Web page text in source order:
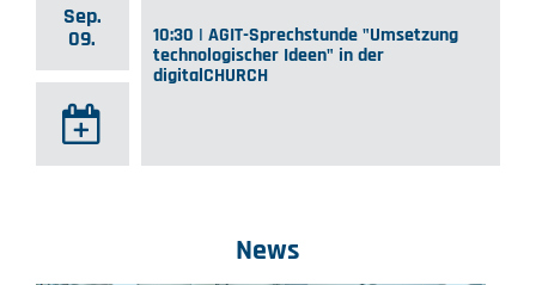
Sep.
09.
10:30 | AGIT-Sprechstunde "Umsetzung
technologischer Ideen" in der
digitalCHURCH
News